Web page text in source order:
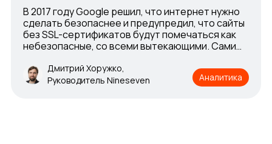
В 2017 году Google решил, что интернет нужно
сделать безопаснее и предупредил, что сайты
без SSL-сертификатов будут помечаться как
небезопасные, со всеми вытекающими. Сами
сама технология известна и принялась банками
для создания защищенных соединений ещё
Дмитрий Хоружко,
Руководитель Nineseven
Аналитика